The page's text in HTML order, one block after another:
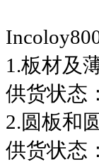
1.板材及
供货状态
2.圆板和
供货状态